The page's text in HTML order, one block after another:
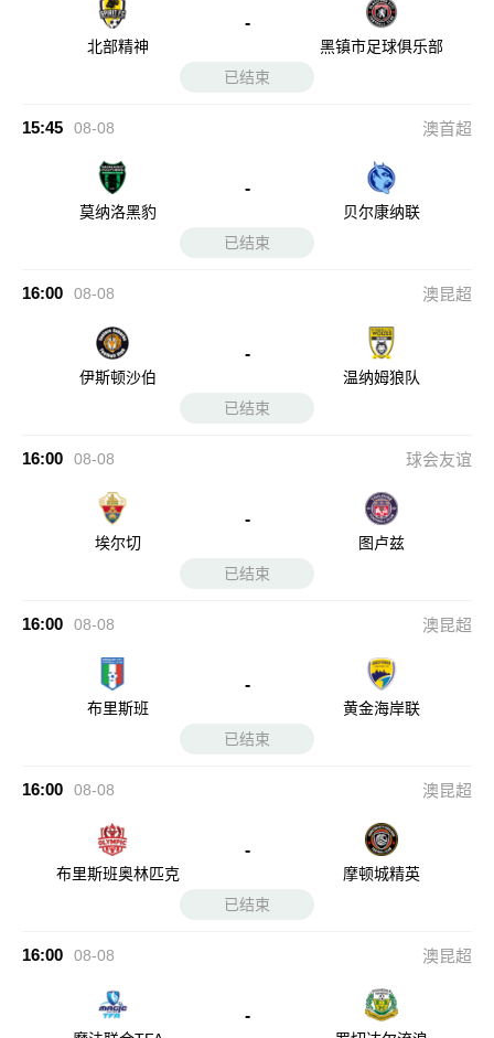
北部精神
-
黑镇市足球俱乐部
已结束
15:45 08-08 澳首超
莫纳洛黑豹
-
贝尔康纳联
已结束
16:00 08-08 澳昆超
伊斯顿沙伯
-
温纳姆狼队
已结束
16:00 08-08 球会友谊
埃尔切
-
图卢兹
已结束
16:00 08-08 澳昆超
布里斯班
-
黄金海岸联
已结束
16:00 08-08 澳昆超
布里斯班奥林匹克
-
摩顿城精英
已结束
16:00 08-08 澳昆超
-